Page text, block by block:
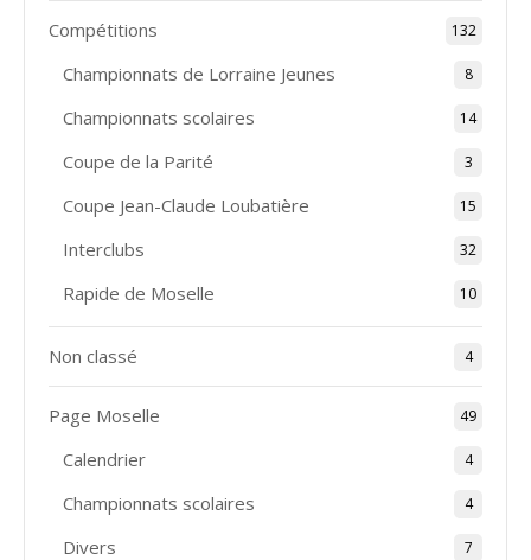
Compétitions 132
Championnats de Lorraine Jeunes 8
Championnats scolaires 14
Coupe de la Parité 3
Coupe Jean-Claude Loubatière 15
Interclubs 32
Rapide de Moselle 10
Non classé 4
Page Moselle 49
Calendrier 4
Championnats scolaires 4
Divers 7